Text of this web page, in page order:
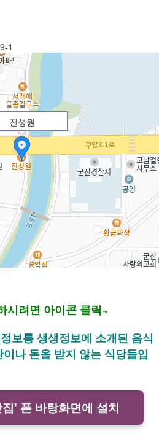
1
진성원
시려면 아이콘 클릭~
보통 생생정보에 소개된 음식
나 돈을 받지 않는 식당들입
' 폰 바탕화면에 설치